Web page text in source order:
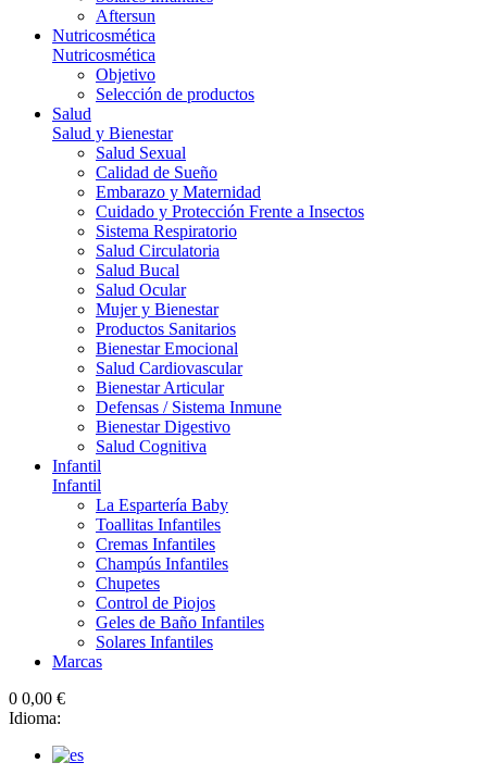
Aftersun
Nutricosmética
Nutricosmética
Objetivo
Selección de productos
Salud
Salud y Bienestar
Salud Sexual
Calidad de Sueño
Embarazo y Maternidad
Cuidado y Protección Frente a Insectos
Sistema Respiratorio
Salud Circulatoria
Salud Bucal
Salud Ocular
Mujer y Bienestar
Productos Sanitarios
Bienestar Emocional
Salud Cardiovascular
Bienestar Articular
Defensas / Sistema Inmune
Bienestar Digestivo
Salud Cognitiva
Infantil
Infantil
La Espartería Baby
Toallitas Infantiles
Cremas Infantiles
Champús Infantiles
Chupetes
Control de Piojos
Geles de Baño Infantiles
Solares Infantiles
Marcas
0 0,00 €
Idioma: